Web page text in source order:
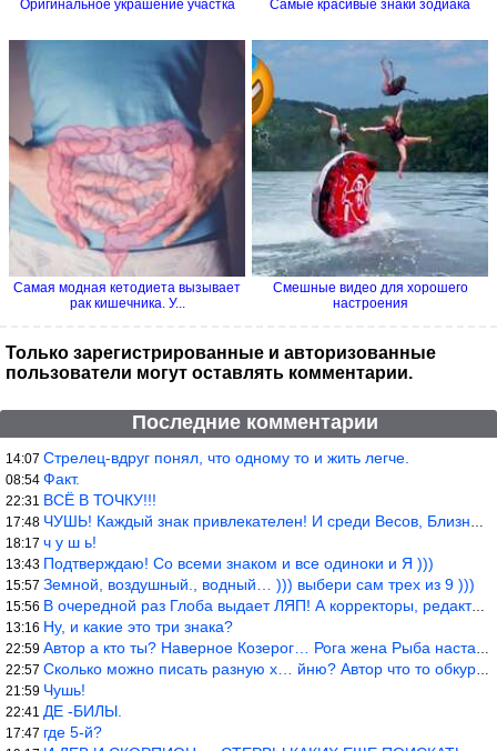
Оригинальное украшение участка Самые красивые знаки зодиака
Самая модная кетодиета вызывает
рак кишечника. У...
Смешные видео для хорошего
настроения
Только зарегистрированные и авторизованные
пользователи могут оставлять комментарии.
Последние комментарии
14:07 Стрелец-вдруг понял, что одному то и жить легче.
08:54 Факт.
22:31 ВСЁ В ТОЧКУ!!!
17:48 ЧУШЬ! Каждый знак привлекателен! И среди Весов, Близнецов встреч
18:17 ч у ш ь!
13:43 Подтверждаю! Со всеми знаком и все одиноки и Я )))
15:57 Земной, воздушный., водный… ))) выбери сам трех из 9 )))
15:56 В очередной раз Глоба выдает ЛЯП! А корректоры, редакторы пропус
13:16 Ну, и какие это три знака?
22:59 Автор а кто ты? Наверное Козерог… Рога жена Рыба наставила ))
22:57 Сколько можно писать разную х… йню? Автор что то обкурился?
21:59 Чушь!
22:41 ДЕ -БИЛЫ.
17:47 где 5-й?